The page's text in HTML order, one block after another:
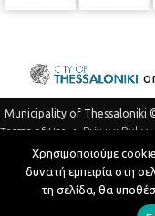
Municipality of Thessaloniki
Terms of Use
Privacy Policy
Telephone Catalog
Developed byMyCompany
Χρησιμοποιούμε
δυνατή εμπειρία στη
τη σελίδα, θα